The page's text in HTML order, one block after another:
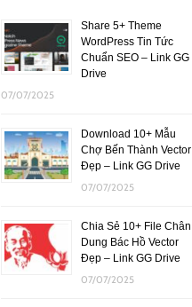
Share 5+ Theme
WordPress Tin Tức
Chuẩn SEO – Link GG
Drive
07/07/2025
Download 10+ Mẫu
Chợ Bến Thành Vector
Đẹp – Link GG Drive
07/07/2025
Chia Sẻ 10+ File Chân
Dung Bác Hồ Vector
Đẹp – Link GG Drive
07/07/2025